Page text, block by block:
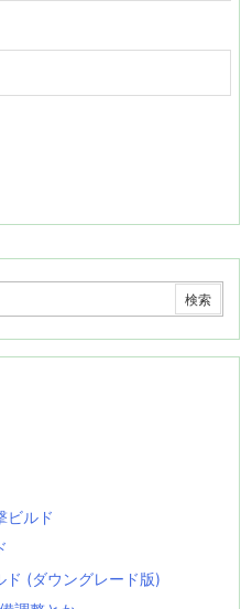
ビルド
ド (ダウングレード版)